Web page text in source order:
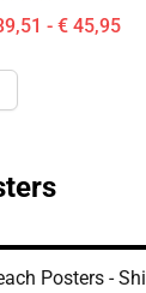
- € 45,95
Posters -